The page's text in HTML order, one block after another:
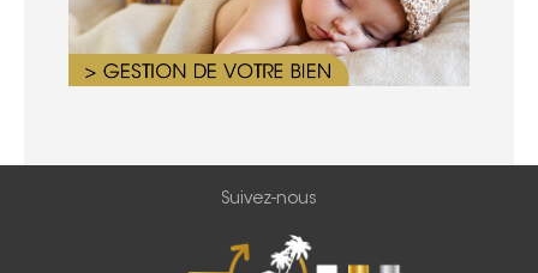
Suivez-nous